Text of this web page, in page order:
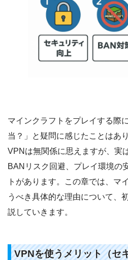
マインクラフトをプレイする際
当？」と疑問に感じたことはあ
VPNは無関係に思えますが、実
BANリスク回避、プレイ環境の
トがあります。この章では、マ
うべき具体的な理由について、
説していきます。
VPNを使うメリット（セ